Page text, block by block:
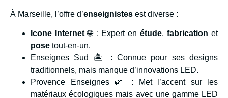
À Marseille, l’offre d’enseignistes est diverse :
Icone Internet🌐 : Expert enétude,fabrication et
pose tout-en-un.
Enseignes Sud 🏝 : Connue pour ses designs
traditionnels, mais manque d’innovations LED.
Provence Enseignes 🌿 : Met l’accent sur les
matériaux écologiques mais avec une gamme LED